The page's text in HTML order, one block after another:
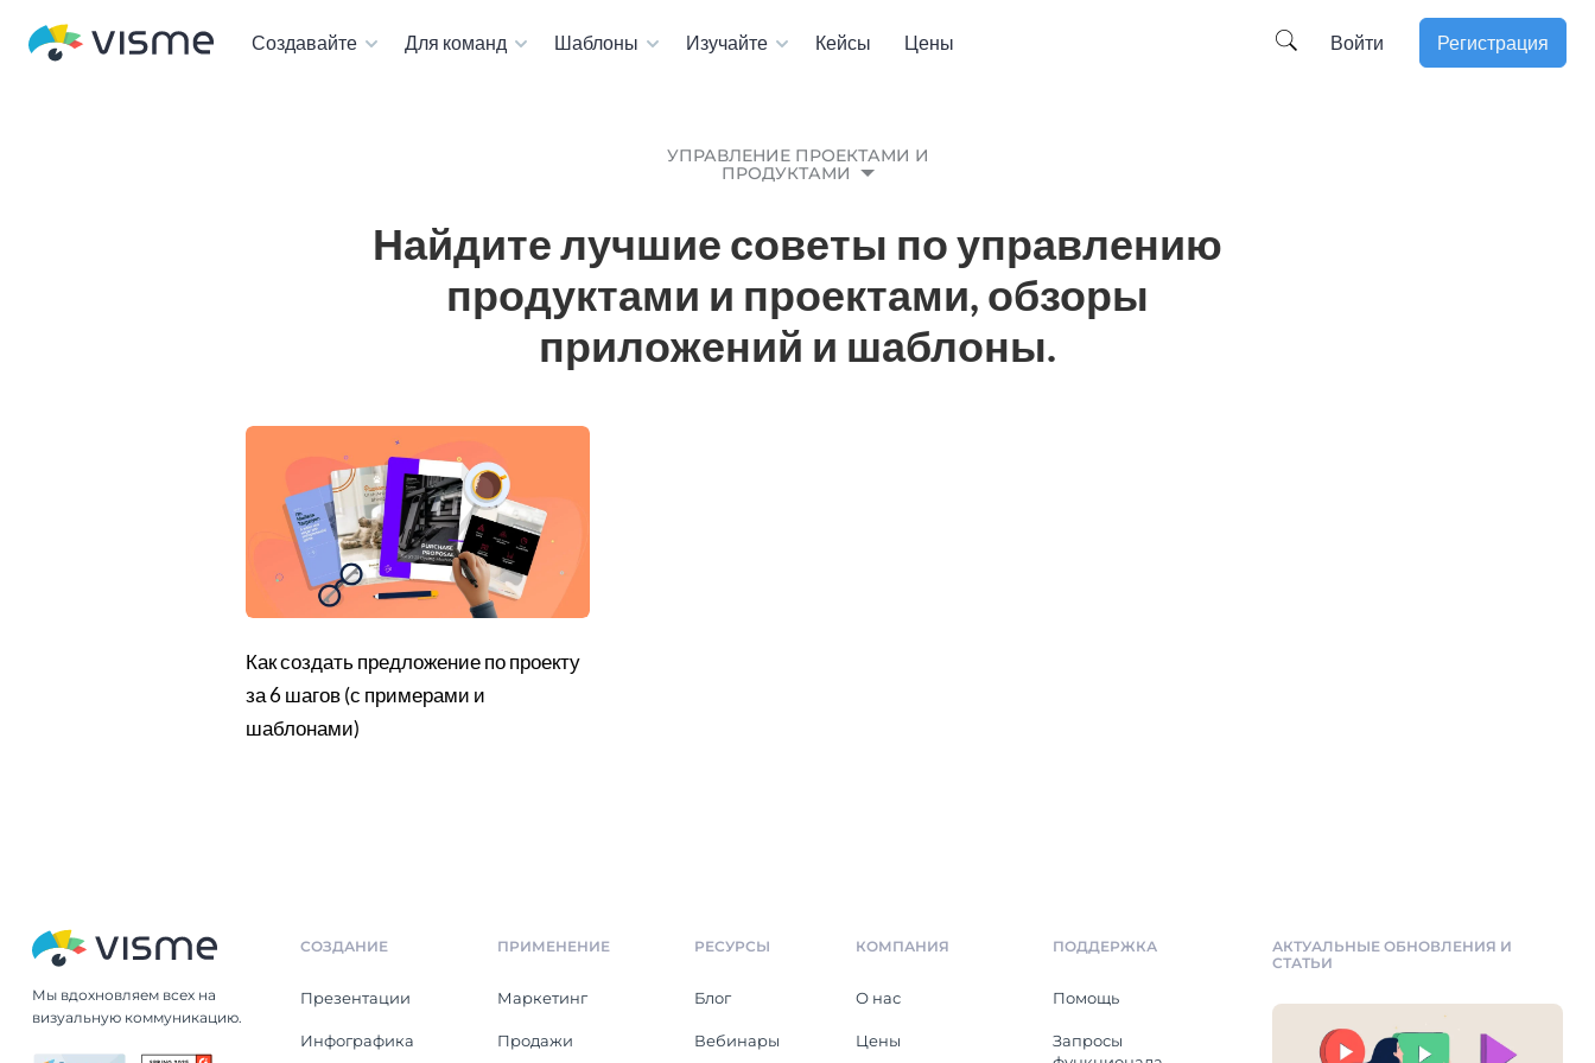
Создавайте Для команд Шаблоны Изучайте Кейсы Цены Войти Регистрация
УПРАВЛЕНИЕ ПРОЕКТАМИ И
ПРОДУКТАМИ
Найдите лучшие советы по управлению
продуктами и проектами, обзоры
приложений и шаблоны.
Как создать предложение по проекту
за 6 шагов (с примерами и
шаблонами)
Мы вдохновляем всех на
визуальную коммуникацию.
СОЗДАНИЕ
Презентации
Инфографика
ПРИМЕНЕНИЕ
Маркетинг
Продажи
РЕСУРСЫ
Блог
Вебинары
КОМПАНИЯ
О нас
Цены
ПОДДЕРЖКА
Помощь
Запросы
АКТУАЛЬНЫЕ ОБНОВЛЕНИЯ И
СТАТЬИ